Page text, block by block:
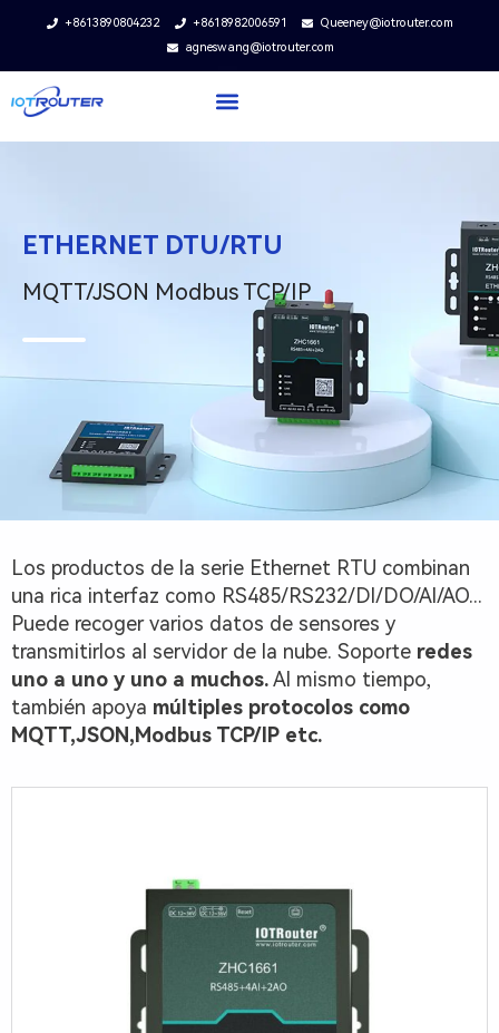
+8613890804232 +8618982006591
Queeney@iotrouter.com
agneswang@iotrouter.com
ETHERNET DTU/RTU
MQTT/JSON Modbus TCP/IP
Los productos de la serie Ethernet RTU combinan
una rica interfaz como RS485/RS232/Dl/DO/Al/AO...
Puede recoger varios datos de sensores y
transmitirlos al servidor de la nube. Soporte redes
uno a uno y uno a muchos.Al mismo tiempo,
también apoya múltiples protocolos como
MQTT,JSON,Modbus TCP/IP etc.